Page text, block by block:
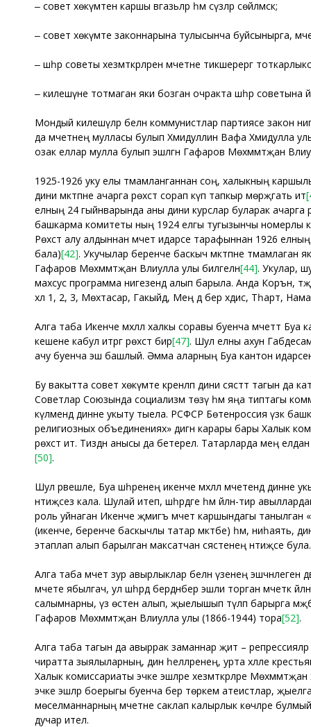
‒ совет хөкүмәтенә каршы вәгазьләр һәм сүзләр сөйләмәскә;
‒ совет хөкүмәте законнарына тулысынча буйсынырга,
‒ шәһәр советы хезмәткәрләрен мәчетне тикшерергә
‒ килешүне тотмаган яки бозган очракта шәһәр советына
Мондый килешүләр белән коммунистлар партиясе закон
да мәчетнең мулласы булып Хәмидуллин Вафа Хәмидулла
озак еллар мулла булып эшләгән Гафаров Мөхәммәтҗан
1925-1926 уку елы тәмамланганнан соң, халыкның
дини мәктәпне ачарга рөхсәт сорап күп тапкыр мөрәҗәгать итә
елның 24 гыйнварында аны дини курслар буларак ачарга
башкарма комитеты ның 1924 елгы тугызынчы номерлы
Рөхсәт алу алдыннан мәчет идарәсе тарафыннан 1926 елның
бала)[42]. Укучылар беренче баскыч мәктәпне
Гафаров Мөхәммәтҗан Вәлиулла улы билгеләнә[44]. Укулар,
махсус программа нигезендә алып барыла. Анда Коръән,
хәл 1, 2, 3, Мөхтасар, Гакыйдә, Мең дә бер хәдис, Тәһарәт,
Алга таба Икенче мәхәллә халкы соравы буенча мәчеттә
кешене кабул итәргә рөхсәт бирә[47]. Шул елны ахун
ачу буенча эш башлый. Әмма аларның Буа кантон идарәсенә
Бу вакытта совет хөкүмәте әкренләп дини сәясәттә тагын
Советлар Союзында социализм төзү һәм яңа типтагы
күләмендә динне укыту тыела. РСФСР Бөтенроссия үзәк
религиозных объединениях» дигән карары бары Халык
рөхсәт итә. Тиздән анысы да бетерелә. Татарларда мең
[50].
Шул рәвешле, Буа шәһәренең икенче мәхәллә мәчетендә
нәтиҗәсез кала. Шулай итеп, шәһәрдәге һәм әйләнә-тирә
роль уйнаган Икенче җәмигъ мәчет каршындагы танылган
(икенче, беренче баскычлы татар мәктәбе) һәм, ниһаять,
этаплап алып барылган максатчан сәясәтенең нәтиҗәсе була.
Алга таба мәчет зур авырлыклар белән үзенең эшчәнлеген
мәчете ябылгач, ул шәһәрдә бердәнбер эшли торган мәчеткә әйләнә
салымнарны, үз өстенә алып, җыелышып түләп барырга
Гафаров Мөхәммәтҗан Вәлиулла улы (1866-1944) тора[52].
Алга таба тагын да авыррак заманнар җитә –
чиратта зыялыларның, дин әһелләренең, урта хәлле
Халык комиссариаты эчке эшләре хезмәткәрләре
эчке эшләр боерыгы буенча бер төркем атеистлар,
мөселманнарның мәчетне саклап калырлык көчләре
дучар ителә.